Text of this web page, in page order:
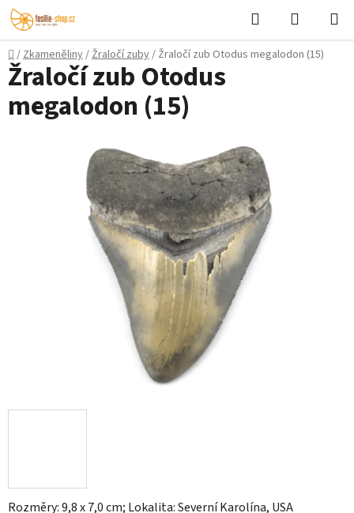
Přejít
na
obsah
Hledat
KOŠÍK
Domů
/Zkameněliny/Žraločí zuby/ Žraločí zub Otodus megalodon (15)
Rozměry: 9,8 x 7,0 cm; Lokalita: Severní Karolína, USA
Žraločí zub Otodus
megalodon (15)